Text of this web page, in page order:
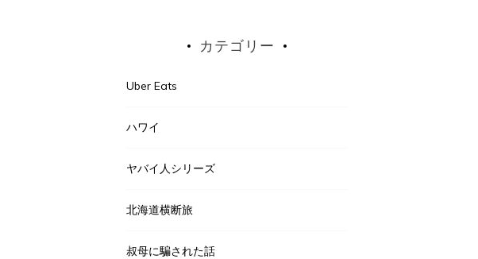
カテゴリー
Uber Eats
ハワイ
ヤバイ人シリーズ
北海道横断旅
叔母に騙された話